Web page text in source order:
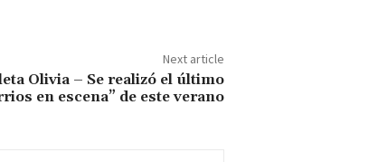
Next article
Olivia – Se realizó el último
en escena” de este verano